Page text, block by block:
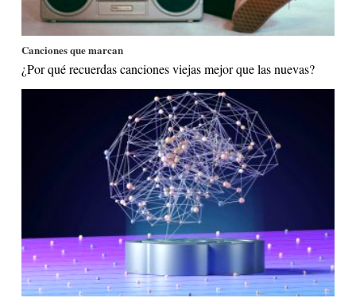
Canciones que marcan
¿Por qué recuerdas canciones viejas mejor que las nuevas?